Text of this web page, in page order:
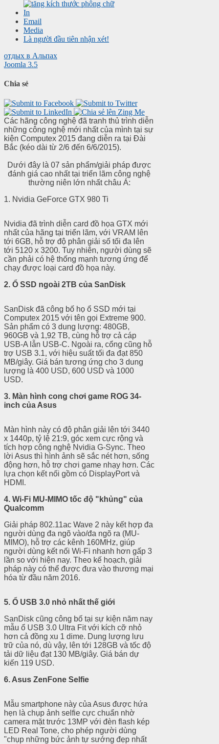
In
Email
Media
Là người đầu tiên nhận xét!
отдых в Альпах
Joomla 3.5
Chia sẻ
Các hãng công nghệ đã tranh thủ trình diễn
những công nghệ mới nhất của mình tại sự
kiện Computex 2015 đang diễn ra tại Đài
Bắc (kéo dài từ 2/6 đến 6/6/2015).
Dưới đây là 07 sản phẩm/giải pháp được
đánh giá cao nhất tại triển lãm công nghệ
thường niên lớn nhất châu Á:
1. Nvidia GeForce GTX 980 Ti
Nvidia đã trình diễn card đồ họa GTX mới
nhất của hãng tại triển lãm, với VRAM lên
tới 6GB, hỗ trợ độ phân giải số tối đa lên
tới 5120 x 3200. Tuy nhiên, người dùng sẽ
cần phải có hệ thống mạnh tương ứng để
chạy được loại card đồ họa này.
2. Ổ SSD ngoài 2TB của SanDisk
SanDisk đã công bố họ ổ SSD mới tại
Computex 2015 với tên gọi Extreme 900.
Sản phẩm có 3 dung lượng: 480GB,
960GB và 1,92 TB, cùng hỗ trợ cả cáp
USB-A lẫn USB-C. Ngoài ra, cổng cũng hỗ
trợ USB 3.1, với hiệu suất tối đa đạt 850
MB/giây. Giá bán tương ứng cho 3 dung
lượng là 400 USD, 600 USD và 1000
USD.
3. Màn hình cong chơi game ROG 34-
inch của Asus
Màn hình này có độ phân giải lên tới 3440
x 1440p, tỷ lệ 21:9, góc xem cực rộng và
tích hợp công nghệ Nvidia G-Sync. Theo
lời Asus thì hình ảnh sẽ sắc nét hơn, sống
động hơn, hỗ trợ chơi game nhạy hơn. Các
lựa chọn kết nối gồm có DisplayPort và
HDMI.
4. Wi-Fi MU-MIMO tốc độ "khủng" của
Qualcomm
Giải pháp 802.11ac Wave 2 này kết hợp đa
người dùng đa ngõ vào/đa ngõ ra (MU-
MIMO), hỗ trợ các kênh 160MHz, giúp
người dùng kết nối Wi-Fi nhanh hơn gấp 3
lần so với hiện nay. Theo kế hoạch, giải
pháp này có thể được đưa vào thương mại
hóa từ đầu năm 2016.
5. Ổ USB 3.0 nhỏ nhất thế giới
SanDisk cũng công bố tại sự kiện năm nay
mẫu ổ USB 3.0 Ultra Fit với kích cỡ nhỏ
hơn cả đồng xu 1 dime. Dung lượng lưu
trữ của nó, dù vậy, lên tới 128GB và tốc độ
tải dữ liệu đạt 130 MB/giây. Giá bán dự
kiến 119 USD.
6. Asus ZenFone Selfie
Mẫu smartphone này của Asus được hứa
hẹn là chụp ảnh selfie cực chuẩn nhờ
camera mặt trước 13MP với đèn flash kép
LED Real Tone, cho phép người dùng
"chụp những bức ảnh tự sướng đẹp nhất